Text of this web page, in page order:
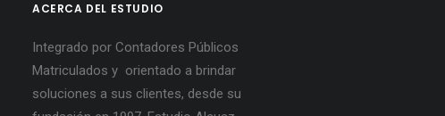
ACERCA DEL ESTUDIO
Integrado por Contadores Públicos
Matriculados y orientado a brindar
soluciones a sus clientes, desde su